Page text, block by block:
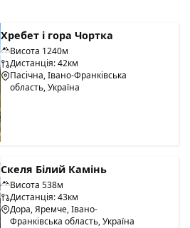
Хребет і гора Чортка
Висота 1240м
Дистанція: 42км
Пасічна, Івано-Франківська
область, Україна
Скеля Білий Камінь
Висота 538м
Дистанція: 43км
Дора, Яремче, Івано-
Франківська область, Україна